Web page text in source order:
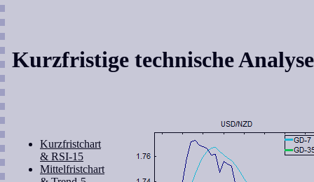
Kurzfristige technische
Kurzfristchart
& RSI-15
Mittelfristchart